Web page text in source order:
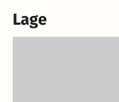
Lage